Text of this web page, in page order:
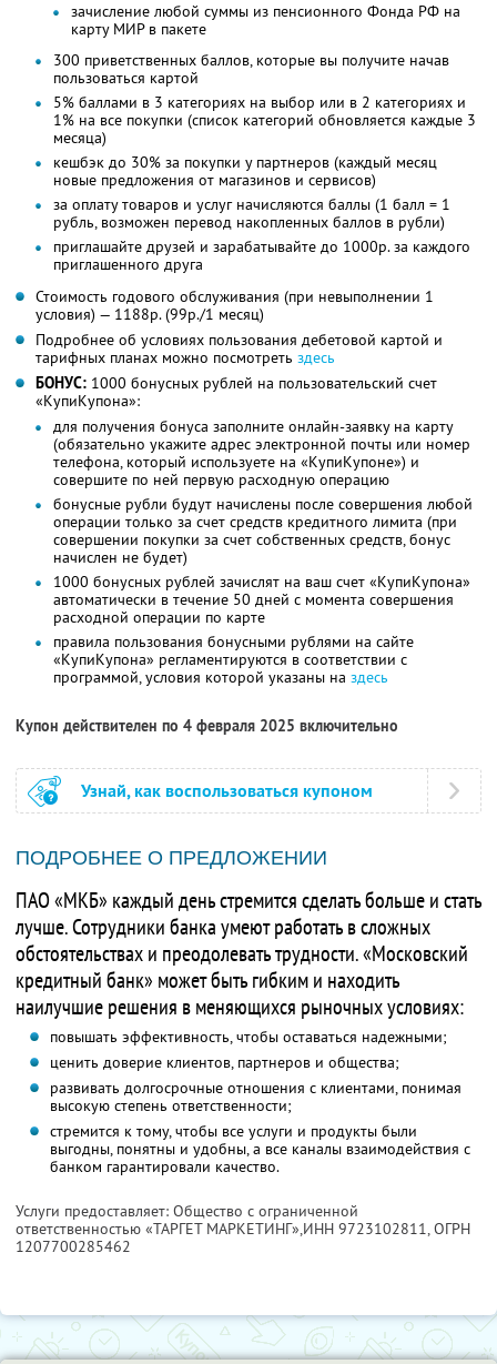
зачисление любой суммы из пенсионного Фонда РФ на
карту МИР в пакете
300 приветственных баллов, которые вы получите начав
пользоваться картой
5% баллами в 3 категориях на выбор или в 2 категориях и
1% на все покупки (список категорий обновляется каждые 3
месяца)
кешбэк до 30% за покупки у партнеров (каждый месяц
новые предложения от магазинов и сервисов)
за оплату товаров и услуг начисляются баллы (1 балл = 1
рубль, возможен перевод накопленных баллов в рубли)
приглашайте друзей и зарабатывайте до 1000р. за каждого
приглашенного друга
Стоимость годового обслуживания (при невыполнении 1
условия) — 1188р. (99р./1 месяц)
Подробнее об условиях пользования дебетовой картой и
тарифных планах можно посмотреть здесь
БОНУС: 1000 бонусных рублей на пользовательский счет
«КупиКупона»:
для получения бонуса заполните онлайн-заявку на карту
(обязательно укажите адрес электронной почты или номер
телефона, который используете на «КупиКупоне») и
совершите по ней первую расходную операцию
бонусные рубли будут начислены после совершения любой
операции только за счет средств кредитного лимита (при
совершении покупки за счет собственных средств, бонус
начислен не будет)
1000 бонусных рублей зачислят на ваш счет «КупиКупона»
автоматически в течение 50 дней с момента совершения
расходной операции по карте
правила пользования бонусными рублями на сайте
«КупиКупона» регламентируются в соответствии с
программой, условия которой указаны на здесь
Купон действителен по 4 февраля 2025 включительно
Узнай, как воспользоваться купоном
ПОДРОБНЕЕ О ПРЕДЛОЖЕНИИ
ПАО «МКБ» каждый день стремится сделать больше и стать
лучше. Сотрудники банка умеют работать в сложных
обстоятельствах и преодолевать трудности. «Московский
кредитный банк» может быть гибким и находить
наилучшие решения в меняющихся рыночных условиях:
повышать эффективность, чтобы оставаться надежными;
ценить доверие клиентов, партнеров и общества;
развивать долгосрочные отношения с клиентами, понимая
высокую степень ответственности;
стремится к тому, чтобы все услуги и продукты были
выгодны, понятны и удобны, а все каналы взаимодействия с
банком гарантировали качество.
Услуги предоставляет: Общество с ограниченной
ответственностью «ТАРГЕТ МАРКЕТИНГ»,ИНН 9723102811, ОГРН
1207700285462